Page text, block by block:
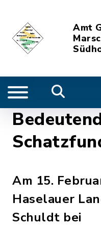
Amt
Am 15.
Haselauer
Schuldt bei